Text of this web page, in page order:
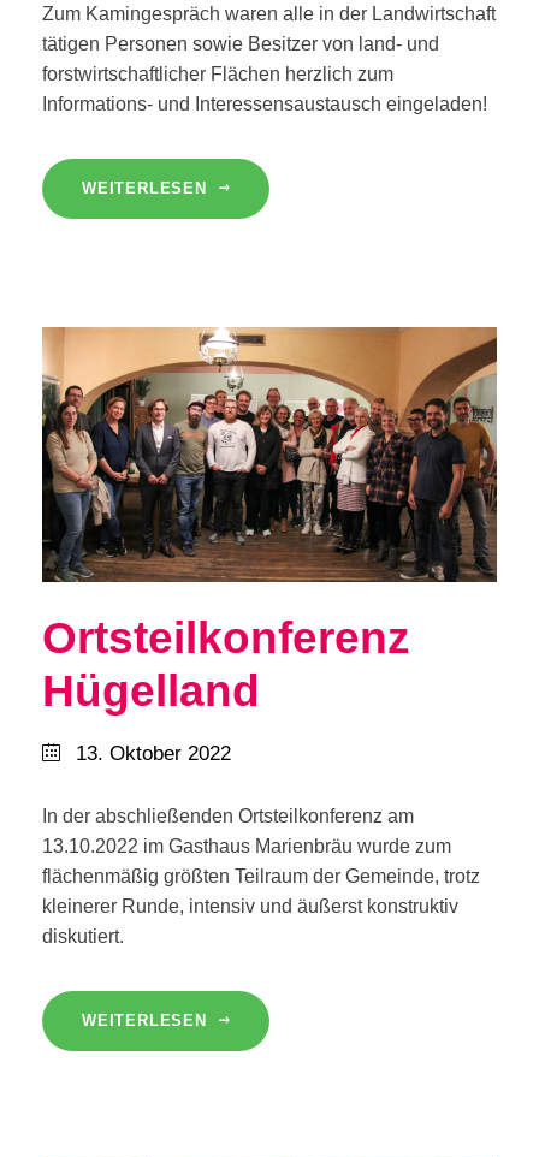
Zum Kamingespräch waren alle in der Landwirtschaft
tätigen Personen sowie Besitzer von land- und
forstwirtschaftlicher Flächen herzlich zum
Informations- und Interessensaustausch eingeladen!
WEITERLESEN
Ortsteilkonferenz
Hügelland
13. Oktober 2022
In der abschließenden Ortsteilkonferenz am
13.10.2022 im Gasthaus Marienbräu wurde zum
flächenmäßig größten Teilraum der Gemeinde, trotz
kleinerer Runde, intensiv und äußerst konstruktiv
diskutiert.
WEITERLESEN